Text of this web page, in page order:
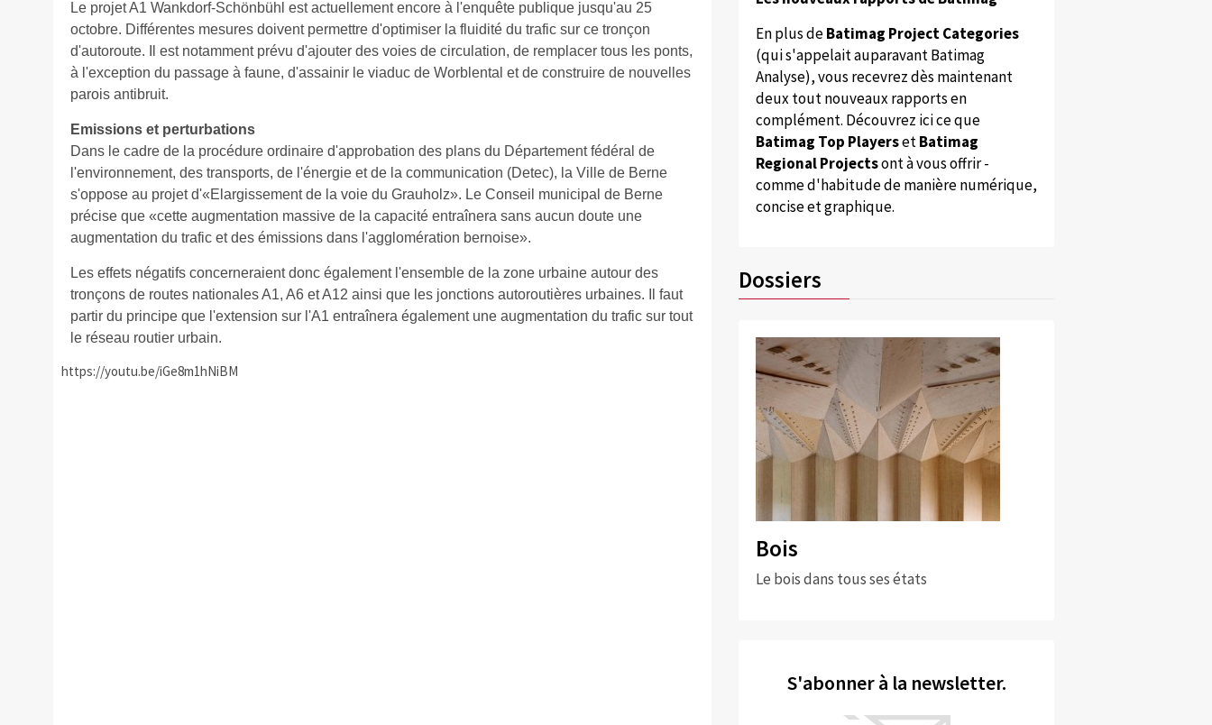
Le projet A1 Wankdorf-Schönbühl est actuellement encore à l'enquête publique jusqu'au 25
octobre. Différentes mesures doivent permettre d'optimiser la fluidité du trafic sur ce tronçon
d'autoroute. Il est notamment prévu d'ajouter des voies de circulation, de remplacer tous les ponts,
à l'exception du passage à faune, d'assainir le viaduc de Worblental et de construire de nouvelles
parois antibruit.
Emissions et perturbations
Dans le cadre de la procédure ordinaire d'approbation des plans du Département fédéral de
l'environnement, des transports, de l'énergie et de la communication (Detec), la Ville de Berne
s'oppose au projet d'«Elargissement de la voie du Grauholz». Le Conseil municipal de Berne
précise que «cette augmentation massive de la capacité entraînera sans aucun doute une
augmentation du trafic et des émissions dans l'agglomération bernoise».
Les effets négatifs concerneraient donc également l'ensemble de la zone urbaine autour des
tronçons de routes nationales A1, A6 et A12 ainsi que les jonctions autoroutières urbaines. Il faut
partir du principe que l'extension sur l'A1 entraînera également une augmentation du trafic sur tout
le réseau routier urbain.
https://youtu.be/iGe8m1hNiBM
En plus deBatimag Project Categories
(qui s'appelait auparavant Batimag
Analyse), vous recevrez dès maintenant
deux tout nouveaux rapports en
complément. Découvrez ici ce que
Batimag Top PlayersetBatimag
Regional Projectsont à vous offrir -
comme d'habitude de manière numérique,
concise et graphique.
Dossiers
Bois
Le bois dans tous ses états
S'abonner à la newsletter.